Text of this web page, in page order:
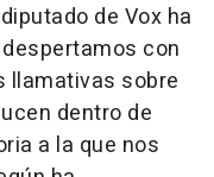
de Vox ha
con
llamativas sobre
dentro de
a la que nos